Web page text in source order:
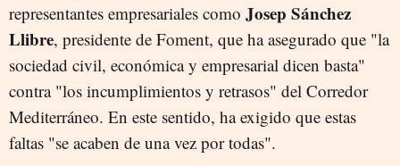
representantes empresariales como Josep Sánchez
Llibre, presidente de Foment, que ha asegurado que "la
sociedad civil, económica y empresarial dicen basta"
contra "los incumplimientos y retrasos" del Corredor
Mediterráneo. En este sentido, ha exigido que estas
faltas "se acaben de una vez por todas".